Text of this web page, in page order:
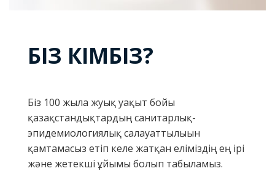
БІЗ КІМБІЗ?
Біз 100 жылға жуық уақыт бойы
қазақстандықтардың санитарлық-
эпидемиологиялық салауаттылығын
қамтамасыз етіп келе жатқан еліміздің ең ірі
және жетекші ұйымы болып табыламыз.